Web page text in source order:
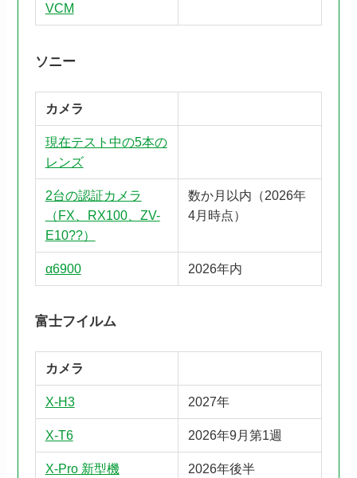
VCM
ソニー
カメラ
現在テスト中の5本の
レンズ
2台の認証カメラ
（FX、RX100、ZV-
E10??）
数か月以内（2026年
4月時点）
α6900 2026年内
富士フイルム
カメラ
X-H3 2027年
X-T6 2026年9月第1週
X-Pro 新型機 2026年後半